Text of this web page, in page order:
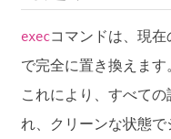
execコマンドは、現
で完全に置き換えます
これにより、すべて
れ、クリーンな状態で